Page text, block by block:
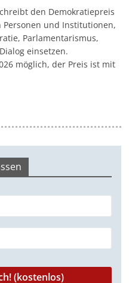
den Demokratiepreis
Personen und Institutionen,
Parlamentarismus,
einsetzen.
möglich, der Preis ist mit